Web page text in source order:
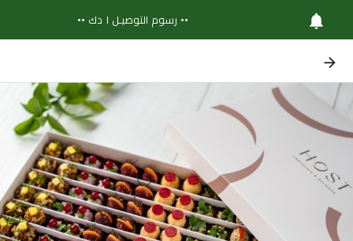
•• رسوم التوصيـل ١ دك ••